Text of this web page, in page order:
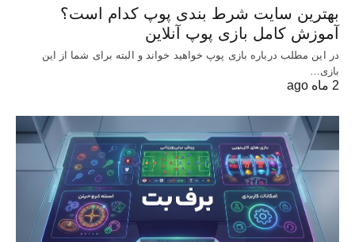
بهترین سایت شرط بندی پوپ کدام است؟
آموزش کامل بازی پوپ آنلاین
در این مطلب درباره بازی پوپ خواهید خواند و البته برای شما از این
بازی…
2 ماه ago